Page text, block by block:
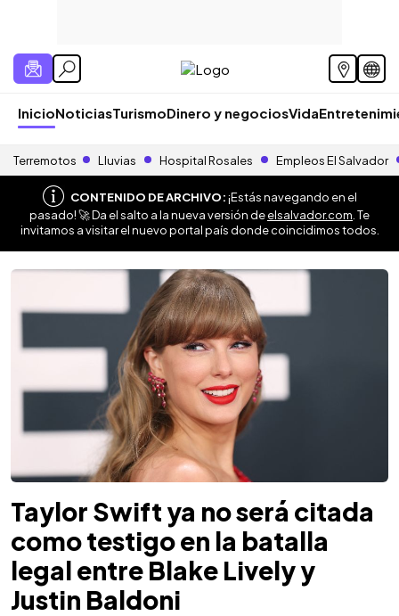
InicioNoticiasTurismoDinero y negociosVida
Terremotos Lluvias Hospital Rosales Empleos El Salvador
CONTENIDO DE ARCHIVO:¡Estás navegando en el
pasado! 🚀 Da el salto a la nueva versión deelsalvador.com . Te
invitamos a visitar el nuevo portal país donde coincidimos todos.
Taylor Swift ya no será citada
como testigo en la batalla
legal entre Blake Lively y
Justin Baldoni